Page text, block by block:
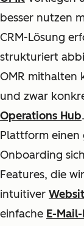
besser nutzen
CRM-Lösung
strukturiert
OMR mithalten
und zwar
Operations Hub
Plattform
Onboarding
Features, die
intuitiver
einfache E-